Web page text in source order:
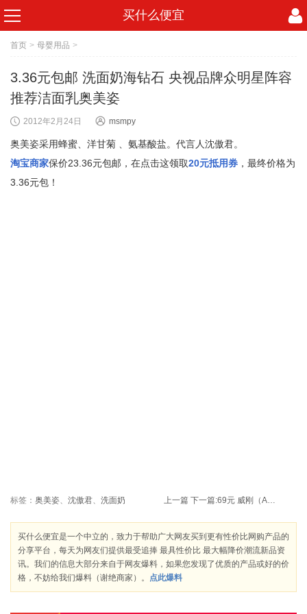
买什么便宜
首页 > 母婴用品 >
3.36元包邮 洗面奶海钻石 央视品牌众明星阵容
推荐洁面乳奥美姿
2012年2月24日 msmpy
奥美姿采用蜂蜜、洋甘菊 、氨基酸盐。代言人沈傲君。
淘宝商家保价23.36元包邮，在点击这领取20元抵用券 ，最终价格为
3.36元包！
标签： 奥美姿、 沈傲君、 洗面奶 上一篇 下一篇: 69元 威刚（ADATA）C008 16GB 拇指碟
买什么便宜是一个中立的，致力于帮助广大网友买到更有性价比网购产品的
分享平台，每天为网友们提供最受追捧 最具性价比 最大幅降价潮流新品资
讯。我们的信息大部分来自于网友爆料，如果您发现了优质的产品或好的价
格，不妨给我们爆料（谢绝商家）。 点此爆料